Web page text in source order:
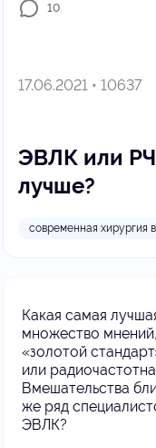
17.06.2021 • 10637
10
ЭВЛК или
лучше?
современная хирургия
Какая самая
множество
«золотой
или
Вмешательства
же ряд
ЭВЛК?